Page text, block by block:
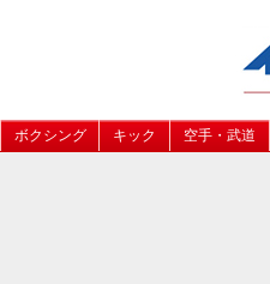
ボクシング キック 空手・武道